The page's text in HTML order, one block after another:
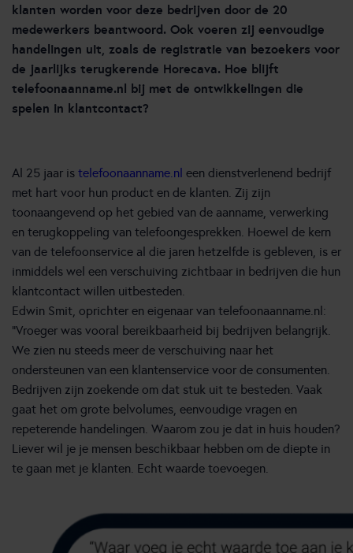
klanten worden voor deze bedrijven door de 20
medewerkers beantwoord. Ook voeren zij eenvoudige
handelingen uit, zoals de registratie van bezoekers voor
de jaarlijks terugkerende Horecava. Hoe blijft
telefoonaanname.nl bij met de ontwikkelingen die
spelen in klantcontact?
Al 25 jaar is telefoonaanname.nl een dienstverlenend bedrijf
met hart voor hun product en de klanten. Zij zijn
toonaangevend op het gebied van de aanname, verwerking
en terugkoppeling van telefoongesprekken. Hoewel de kern
van de telefoonservice al die jaren hetzelfde is gebleven, is er
inmiddels wel een verschuiving zichtbaar in bedrijven die hun
klantcontact willen uitbesteden.
Edwin Smit, oprichter en eigenaar van telefoonaanname.nl:
“Vroeger was vooral bereikbaarheid bij bedrijven belangrijk.
We zien nu steeds meer de verschuiving naar het
ondersteunen van een klantenservice voor de consumenten.
Bedrijven zijn zoekende om dat stuk uit te besteden. Vaak
gaat het om grote belvolumes, eenvoudige vragen en
repeterende handelingen. Waarom zou je dat in huis houden?
Liever wil je je mensen beschikbaar hebben om de diepte in
te gaan met je klanten. Echt waarde toevoegen.